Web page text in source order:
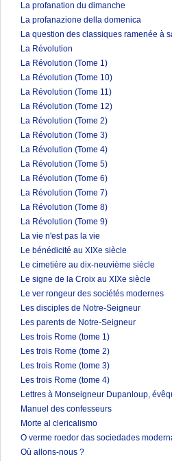
La profanation du dimanche
La profanazione della domenica
La question des classiques ramenée à
La Révolution
La Révolution (Tome 1)
La Révolution (Tome 10)
La Révolution (Tome 11)
La Révolution (Tome 12)
La Révolution (Tome 2)
La Révolution (Tome 3)
La Révolution (Tome 4)
La Révolution (Tome 5)
La Révolution (Tome 6)
La Révolution (Tome 7)
La Révolution (Tome 8)
La Révolution (Tome 9)
La vie n'est pas la vie
Le bénédicité au XIXe siècle
Le cimetière au dix-neuvième siècle
Le signe de la Croix au XIXe siècle
Le ver rongeur des sociétés modernes
Les disciples de Notre-Seigneur
Les parents de Notre-Seigneur
Les trois Rome (tome 1)
Les trois Rome (tome 2)
Les trois Rome (tome 3)
Les trois Rome (tome 4)
Lettres à Monseigneur Dupanloup,
Manuel des confesseurs
Morte al clericalismo
O verme roedor das sociedades
Où allons-nous ?